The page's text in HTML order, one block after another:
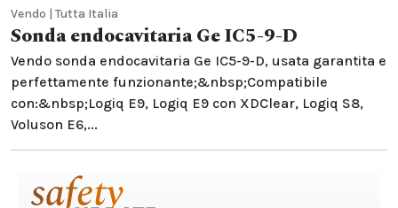
Vendo | Tutta Italia
Sonda endocavitaria Ge IC5-9-D
Vendo sonda endocavitaria Ge IC5-9-D, usata garantita e
perfettamente funzionante;&nbsp;Compatibile
con:&nbsp;Logiq E9, Logiq E9 con XDClear, Logiq S8,
Voluson E6,...